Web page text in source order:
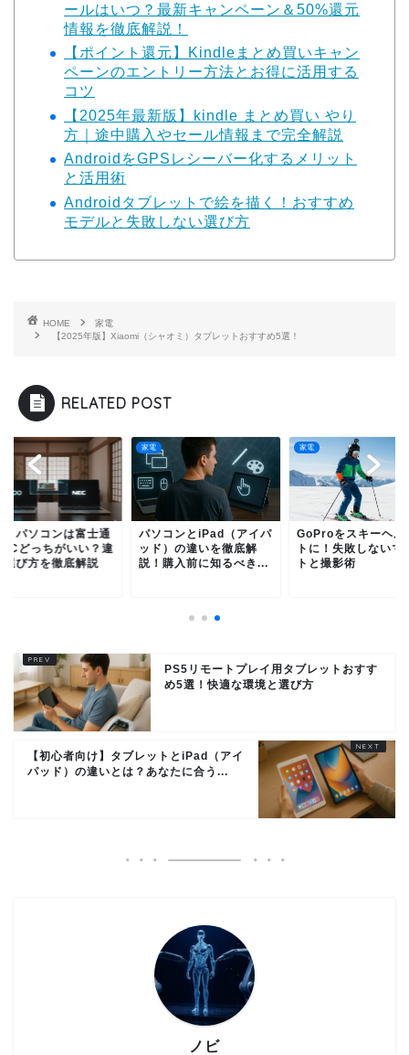
ールはいつ？最新キャンペーン＆50%還元
情報を徹底解説！
【ポイント還元】Kindleまとめ買いキャン
ペーンのエントリー方法とお得に活用する
コツ
【2025年最新版】kindle まとめ買い やり
方｜途中購入やセール情報まで完全解説
AndroidをGPSレシーバー化するメリット
と活用術
Androidタブレットで絵を描く！おすすめ
モデルと失敗しない選び方
HOME
家電
【2025年版】Xiaomi（シャオミ）タブレットおすすめ5選！
RELATED POST
トパソコンは富士通
どっちがいい？違
選び方を徹底解説
家電
パソコンとiPad（アイパ
ッド）の違いを徹底解
説！購入前に知るべき...
家電
GoProをスキーヘル
トに！失敗しないマ
トと撮影術
PS5リモートプレイ用タブレットおすす
め5選！快適な環境と選び方
【初心者向け】タブレットとiPad（アイ
パッド）の違いとは？あなたに合う...
ノビ